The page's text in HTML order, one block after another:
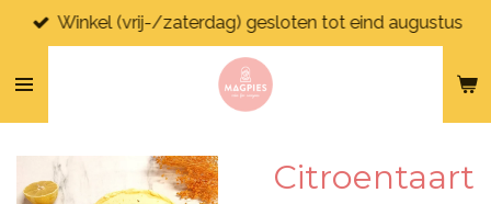
direct
naar
Winkel (vrij-/zaterdag) gesloten tot eind augustus
Citroentaart